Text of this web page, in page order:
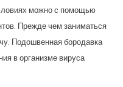
можно с помощью
Прежде чем заниматься
Подошвенная бородавка
в организме вируса